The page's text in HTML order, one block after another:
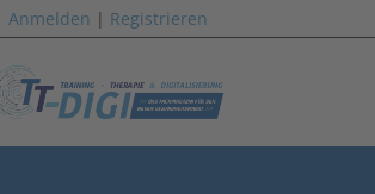
Anmelden | Registrieren